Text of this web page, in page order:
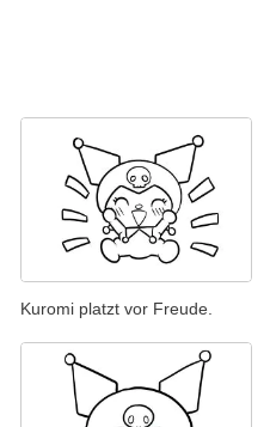
Kuromi platzt vor Freude.